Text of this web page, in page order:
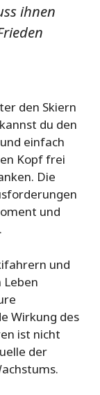
ihnen
den Skiern
du den
einfach
Kopf frei
Die
und
und
Leben
Wirkung des
ist nicht
der